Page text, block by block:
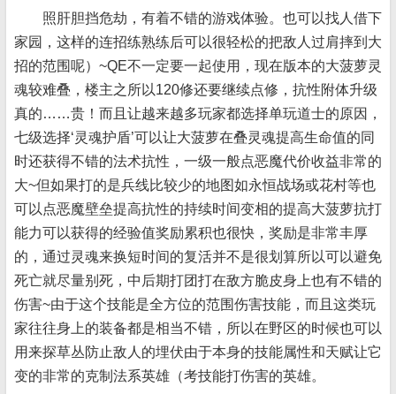
照肝胆挡危劫，有着不错的游戏体验。也可以找人借下
家园，这样的连招练熟练后可以很轻松的把敌人过肩摔到大
招的范围呢）~QE不一定要一起使用，现在版本的大菠萝灵
魂较难叠，楼主之所以120修还要继续点修，抗性附体升级
真的……贵！而且让越来越多玩家都选择单玩道士的原因，
七级选择‘灵魂护盾’可以让大菠萝在叠灵魂提高生命值的同
时还获得不错的法术抗性，一级一般点恶魔代价收益非常的
大~但如果打的是兵线比较少的地图如永恒战场或花村等也
可以点恶魔壁垒提高抗性的持续时间变相的提高大菠萝抗打
能力可以获得的经验值奖励累积也很快，奖励是非常丰厚
的，通过灵魂来换短时间的复活并不是很划算所以可以避免
死亡就尽量别死，中后期打团打在敌方脆皮身上也有不错的
伤害~由于这个技能是全方位的范围伤害技能，而且这类玩
家往往身上的装备都是相当不错，所以在野区的时候也可以
用来探草丛防止敌人的埋伏由于本身的技能属性和天赋让它
变的非常的克制法系英雄（考技能打伤害的英雄。